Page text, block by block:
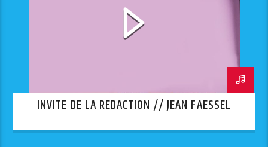
INVITE DE LA REDACTION // JEAN FAESSEL